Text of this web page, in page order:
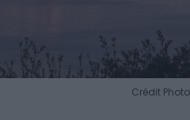
Crédit